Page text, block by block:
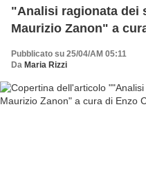
"Analisi ragionata dei
Maurizio Zanon" a
Pubblicato su 25/04/AM 05:11
Da Maria Rizzi